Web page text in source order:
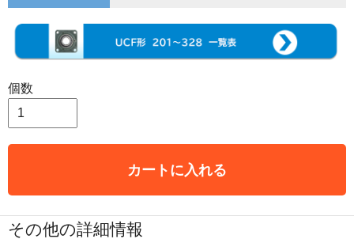
個数
カートに入れる
その他の詳細情報